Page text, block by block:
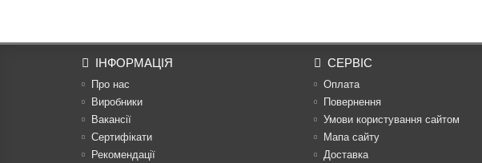
ІНФОРМАЦІЯ
Про нас
Виробники
Вакансії
Сертифікати
Рекомендації
СЕРВІС
Оплата
Повернення
Умови користування сайтом
Мапа сайту
Доставка